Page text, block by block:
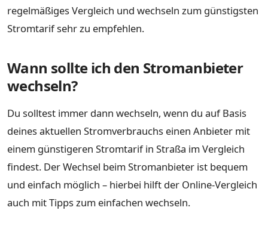
regelmäßiges Vergleich und wechseln zum günstigsten
Stromtarif sehr zu empfehlen.
Wann sollte ich den Stromanbieter
wechseln?
Du solltest immer dann wechseln, wenn du auf Basis
deines aktuellen Stromverbrauchs einen Anbieter mit
einem günstigeren Stromtarif in Straßa im Vergleich
findest. Der Wechsel beim Stromanbieter ist bequem
und einfach möglich – hierbei hilft der Online-Vergleich
auch mit Tipps zum einfachen wechseln.